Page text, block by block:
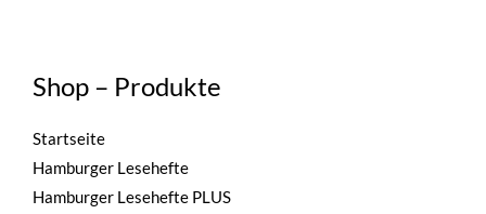
Shop – Produkte
Startseite
Hamburger Lesehefte
Hamburger Lesehefte PLUS